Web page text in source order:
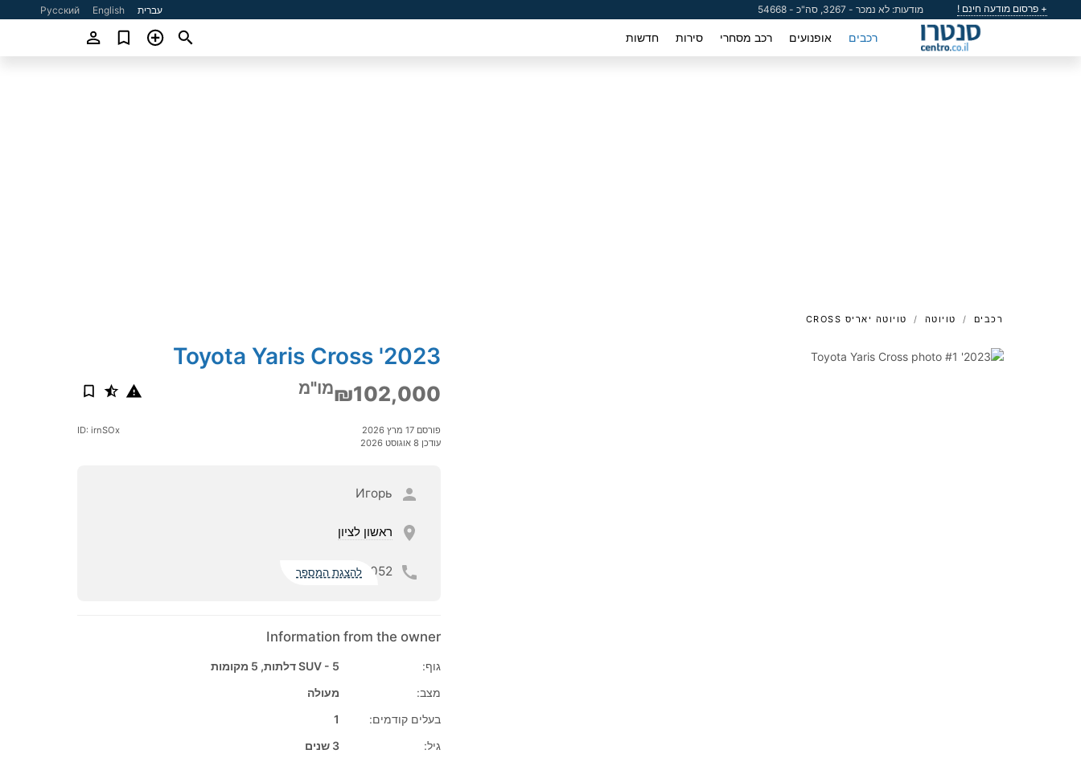
+ פרסום מודעה חינם ! מודעות: לא נמכר - 3267, סה"כ - 54668 עברית English
Русский
רכבים אופנועים רכב מסחרי סירות חדשות
רכבים טויוטה טויוטה יאריס CROSS
2023' Toyota Yaris Cross
₪102,000מו"מ
פורסם 17 מרץ 2026
עודכן 8 אוגוסט 2026
ID: irnSOx
Игорь
ראשון לציון
052 להצגת המספר
Information from the owner
גוף:
SUV - 5 דלתות, 5 מקומות
מצב:
מעולה
בעלים קודמים:
1
גיל:
3 שנים